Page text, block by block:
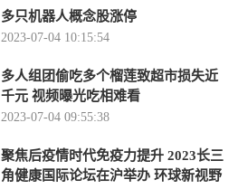
多只机器人概念股涨停
2023-07-04 10:15:54
多人组团偷吃多个榴莲致超市损失近
千元 视频曝光吃相难看
2023-07-04 09:55:38
聚焦后疫情时代免疫力提升 2023长三
角健康国际论坛在沪举办 环球新视野